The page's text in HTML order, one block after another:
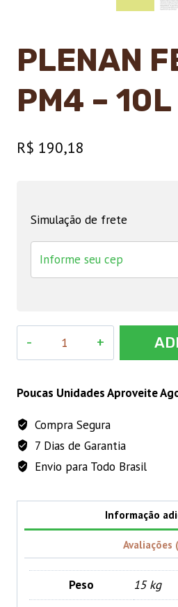
PLENAN
PM4 – 10L
R$ 190,18
Simulação de frete
-
quantidade
Poucas Unidades Aproveite
Compra Segura
7 Dias de Garantia
Envio para Todo Brasil
Informação
Avaliações
Peso 15 kg